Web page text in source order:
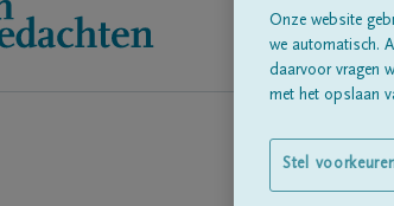
Onze website
we automatisch.
daarvoor vragen
met het opslaan
Stel